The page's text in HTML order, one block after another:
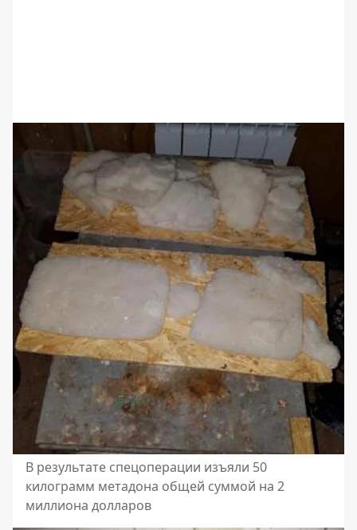
В результате спецоперации изъяли 50
килограмм метадона общей суммой на 2
миллиона долларов